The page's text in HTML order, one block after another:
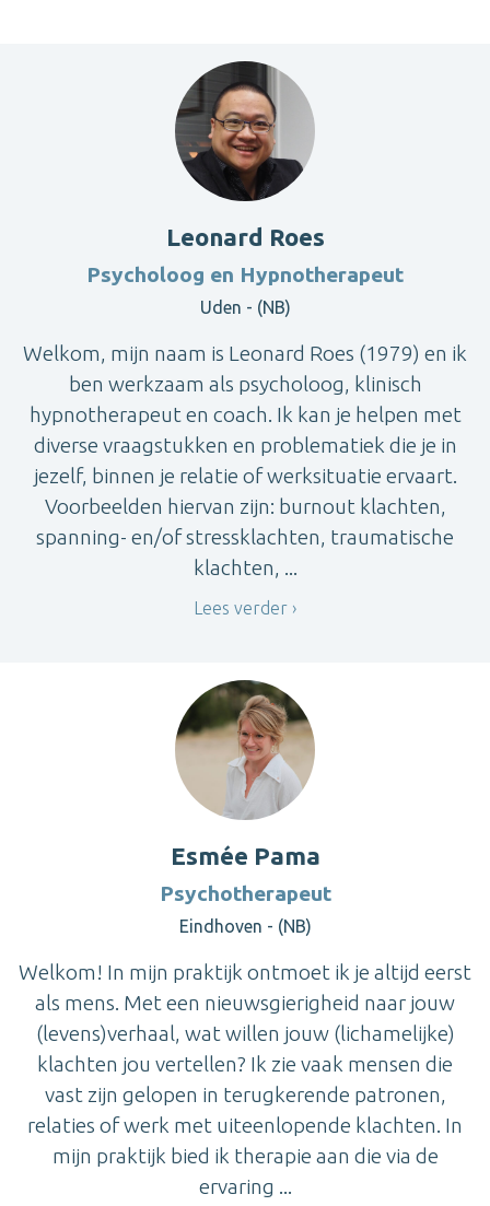
Leonard Roes
Psycholoog en Hypnotherapeut
Uden - (NB)
Welkom, mijn naam is Leonard Roes (1979) en ik
ben werkzaam als psycholoog, klinisch
hypnotherapeut en coach. Ik kan je helpen met
diverse vraagstukken en problematiek die je in
jezelf, binnen je relatie of werksituatie ervaart.
Voorbeelden hiervan zijn: burnout klachten,
spanning- en/of stressklachten, traumatische
klachten, ...
Lees verder
Esmée Pama
Psychotherapeut
Eindhoven - (NB)
Welkom! In mijn praktijk ontmoet ik je altijd eerst
als mens. Met een nieuwsgierigheid naar jouw
(levens)verhaal, wat willen jouw (lichamelijke)
klachten jou vertellen? Ik zie vaak mensen die
vast zijn gelopen in terugkerende patronen,
relaties of werk met uiteenlopende klachten. In
mijn praktijk bied ik therapie aan die via de
ervaring ...